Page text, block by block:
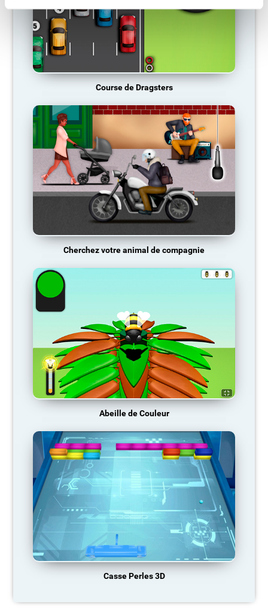
Course de Dragsters
Cherchez votre animal de compagnie
Abeille de Couleur
Casse Perles 3D